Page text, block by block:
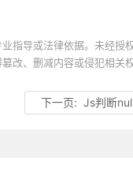
指导或法律依据。未经
改、删减内容或侵犯相关
下一页: Js判断